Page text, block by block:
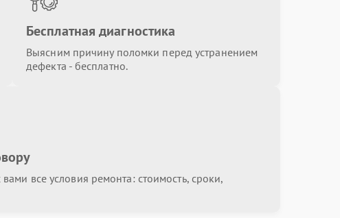
Бесплатная диагностика
Выясним причину поломки перед устранением
дефекта - бесплатно.
все условия ремонта: стоимость, сроки,